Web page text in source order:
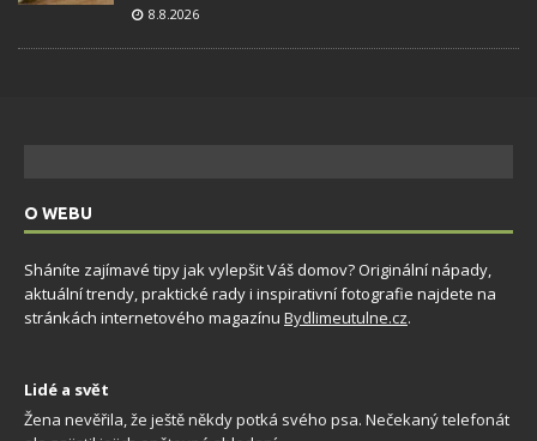
8.8.2026
O WEBU
Sháníte zajímavé tipy jak vylepšit Váš domov? Originální nápady,
aktuální trendy, praktické rady i inspirativní fotografie najdete na
stránkách internetového magazínu Bydlimeutulne.cz.
Lidé a svět
Žena nevěřila, že ještě někdy potká svého psa. Nečekaný telefonát